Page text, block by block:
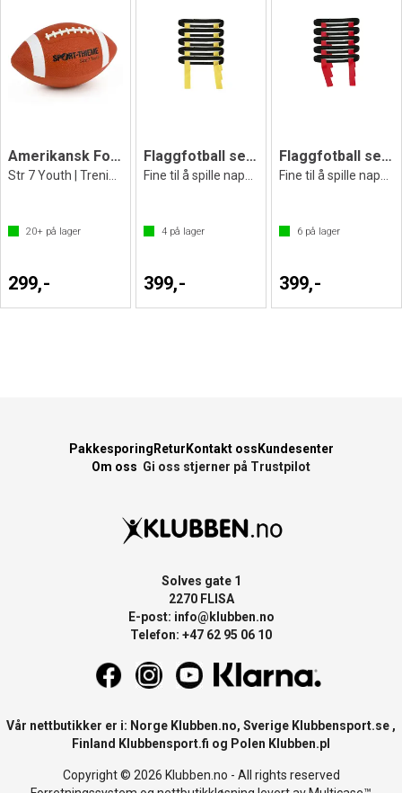
Amerikansk Fotball | Str 7
Str 7 Youth | Trening | Fra 13-15 år
20+ på lager
299,-
Flaggfotball sett (5 stk) gul
Fine til å spille nappe hale
4 på lager
399,-
Flaggfotball sett (5 stk) rød
Fine til å spille nappe hale
6 på lager
399,-
Pakkesporing Retur Kontakt oss Kundesenter
Om oss Gi oss stjerner på Trustpilot
Solves gate 1
2270 FLISA
E-post: info@klubben.no
Telefon: +47 62 95 06 10
Vår nettbutikker er i: Norge Klubben.no, Sverige Klubbensport.se ,
Finland Klubbensport.fi og Polen Klubben.pl
Copyright © 2026 Klubben.no - All rights reserved